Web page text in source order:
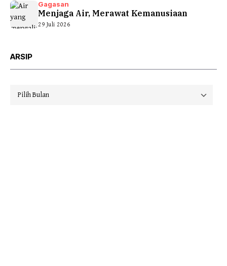
Gagasan
Menjaga Air, Merawat Kemanusiaan
29 Juli 2026
ARSIP
Arsip